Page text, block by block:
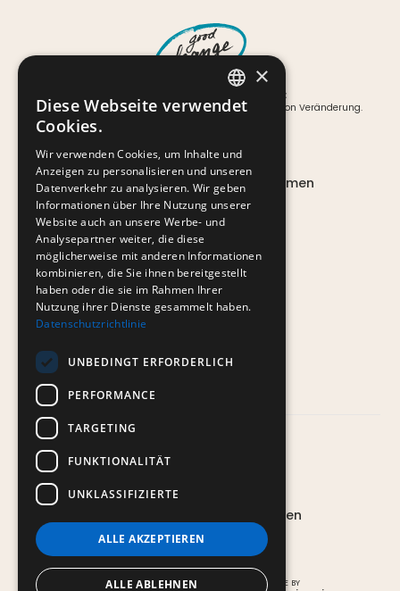
Bärbel Becker von Good Change:
Für Menschen, Teams und Organisationen in Zeiten von Veränderung.
Startseite
Für Organisationen & Unternehmen
Retreats
Über mich
Podcast
Newsletter
Zurück nach oben
Datenschutzerklärung
Cookie Einstellungen anpassen
©
Bärbel Becker von Good Change
. Alle Rechte vorbehalten. CRAFTED WITH LOVE BY
GERMAN
×
Diese Webseite verwendet
Cookies.
Wir verwenden Cookies, um Inhalte und
Anzeigen zu personalisieren und unseren
Datenverkehr zu analysieren. Wir geben
Informationen über Ihre Nutzung unserer
Website auch an unsere Werbe- und
Analysepartner weiter, die diese
möglicherweise mit anderen Informationen
kombinieren, die Sie ihnen bereitgestellt
haben oder die sie im Rahmen Ihrer
Nutzung ihrer Dienste gesammelt haben.
Datenschutzrichtlinie
UNBEDINGT ERFORDERLICH
PERFORMANCE
TARGETING
FUNKTIONALITÄT
UNKLASSIFIZIERTE
ALLE AKZEPTIEREN
ALLE ABLEHNEN